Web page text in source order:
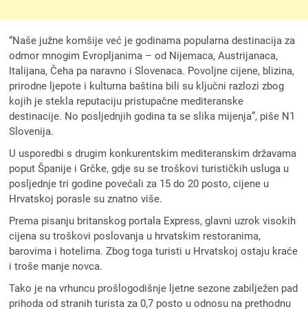
“Naše južne komšije već je godinama popularna destinacija za
odmor mnogim Evropljanima – od Nijemaca, Austrijanaca,
Italijana, Čeha pa naravno i Slovenaca. Povoljne cijene, blizina,
prirodne ljepote i kulturna baština bili su ključni razlozi zbog
kojih je stekla reputaciju pristupačne mediteranske
destinacije. No posljednjih godina ta se slika mijenja”, piše N1
Slovenija.
U usporedbi s drugim konkurentskim mediteranskim državama
poput Španije i Grčke, gdje su se troškovi turističkih usluga u
posljednje tri godine povećali za 15 do 20 posto, cijene u
Hrvatskoj porasle su znatno više.
Prema pisanju britanskog portala Express, glavni uzrok visokih
cijena su troškovi poslovanja u hrvatskim restoranima,
barovima i hotelima. Zbog toga turisti u Hrvatskoj ostaju kraće
i troše manje novca.
Tako je na vrhuncu prošlogodišnje ljetne sezone zabilježen pad
prihoda od stranih turista za 0,7 posto u odnosu na prethodnu